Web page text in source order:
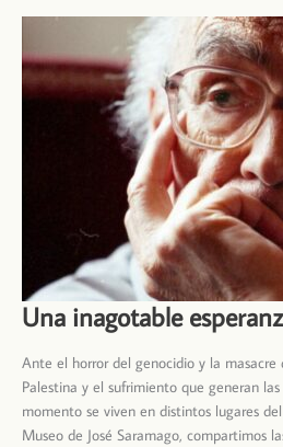
Lorca»
Alcover
Una inagotable
Ante el horror del genocidio y la masacre
Palestina y el sufrimiento que generan
momento se viven en distintos lugares
Museo de José Saramago, compartimos